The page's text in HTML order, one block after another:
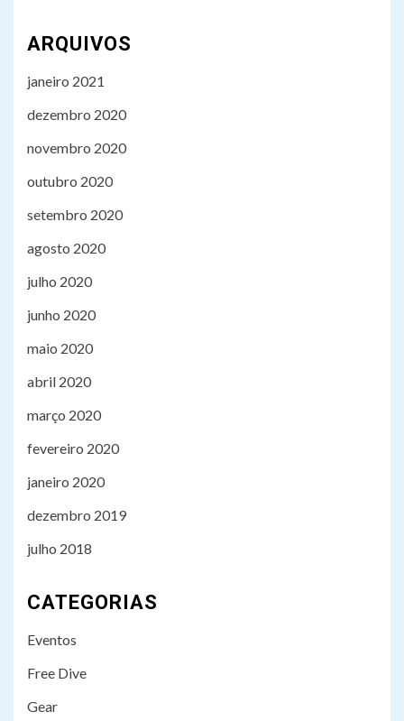
ARQUIVOS
janeiro 2021
dezembro 2020
novembro 2020
outubro 2020
setembro 2020
agosto 2020
julho 2020
junho 2020
maio 2020
abril 2020
março 2020
fevereiro 2020
janeiro 2020
dezembro 2019
julho 2018
CATEGORIAS
Eventos
Free Dive
Gear
3 TECH
Mergulhadores alemães
4